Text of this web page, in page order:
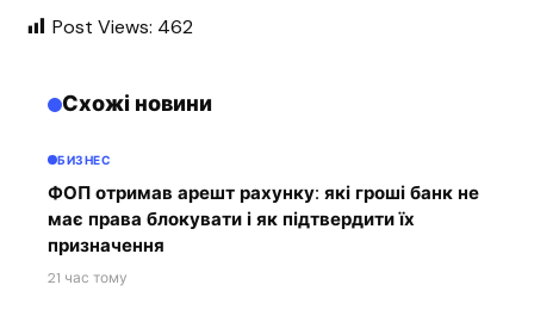
Post Views: 462
Схожі новини
БИЗНЕС
ФОП отримав арешт рахунку: які гроші банк не
має права блокувати і як підтвердити їх
призначення
21 час тому